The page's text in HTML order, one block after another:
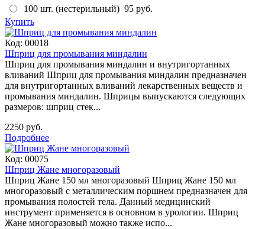
100 шт. (нестерильный) 95 руб.
Купить
Код: 00018
Шприц для промывания миндалин
Шприц для промывания миндалин и внутригортанных
вливаний Шприц для промывания миндалин предназначен
для внутригортанных вливаний лекарственных веществ и
промывания миндалин. Шприцы выпускаются следующих
размеров: шприц стек...
2250 руб.
Подробнее
Код: 00075
Шприц Жане многоразовый
Шприц Жане 150 мл многоразовый Шприц Жане 150 мл
многоразовый с металлическим поршнем предназначен для
промывания полостей тела. Данный медицинский
инструмент применяется в основном в урологии. Шприц
Жане многоразовый можно также испо...